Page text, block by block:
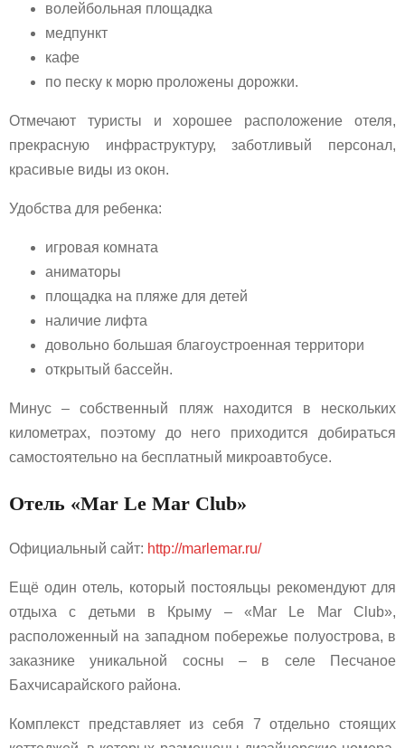
волейбольная площадка
медпункт
кафе
по песку к морю проложены дорожки.
Отмечают туристы и хорошее расположение отеля,
прекрасную инфраструктуру, заботливый персонал,
красивые виды из окон.
Удобства для ребенка:
игровая комната
аниматоры
площадка на пляже для детей
наличие лифта
довольно большая благоустроенная территори
открытый бассейн.
Минус – собственный пляж находится в нескольких
километрах, поэтому до него приходится добираться
самостоятельно на бесплатный микроавтобусе.
Отель «Mar Le Mar Club»
Официальный сайт: http://marlemar.ru/
Ещё один отель, который постояльцы рекомендуют для
отдыха с детьми в Крыму – «Mar Le Mar Club»,
расположенный на западном побережье полуострова, в
заказнике уникальной сосны – в селе Песчаное
Бахчисарайского района.
Комплекст представляет из себя 7 отдельно стоящих